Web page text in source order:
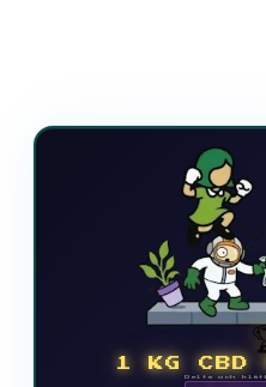
1 KG CBD
Delta och